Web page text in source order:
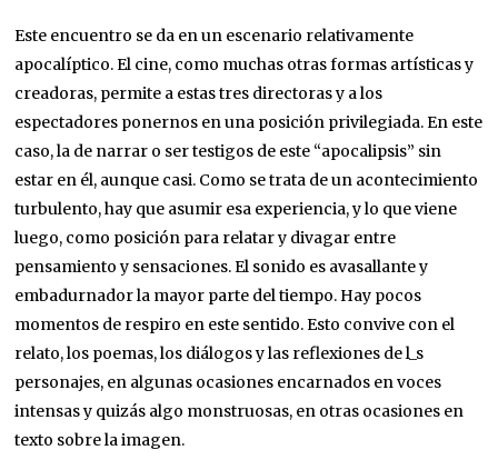
Este encuentro se da en un escenario relativamente
apocalíptico. El cine, como muchas otras formas artísticas y
creadoras, permite a estas tres directoras y a los
espectadores ponernos en una posición privilegiada. En este
caso, la de narrar o ser testigos de este “apocalipsis” sin
estar en él, aunque casi. Como se trata de un acontecimiento
turbulento, hay que asumir esa experiencia, y lo que viene
luego, como posición para relatar y divagar entre
pensamiento y sensaciones. El sonido es avasallante y
embadurnador la mayor parte del tiempo. Hay pocos
momentos de respiro en este sentido. Esto convive con el
relato, los poemas, los diálogos y las reflexiones de l_s
personajes, en algunas ocasiones encarnados en voces
intensas y quizás algo monstruosas, en otras ocasiones en
texto sobre la imagen.